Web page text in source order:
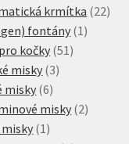
produktů
krmítka 2222
fontány 1 1
kočky 51 51
misky 33
misky 66
produktů
misky 22
1 1